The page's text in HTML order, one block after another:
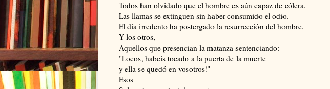
Todos han olvidado que el hombre es aún capaz de cólera.
Las llamas se extinguen sin haber consumido el odio.
El día irredento ha postergado la resurrección del hombre.
Y los otros,
Aquellos que presencian la matanza sentenciando:
"Locos, habeis tocado a la puerta de la muerte
y ella se quedó en vosotros!"
Esos